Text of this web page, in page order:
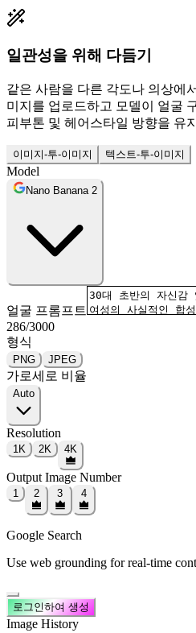
일관성을 위해 다듬기
같은 사람을 다른 각도나 의상에
미지를 업로드하고 모델이 얼굴
피부톤 및 헤어스타일 방향을 유
이미지-투-이미지 텍스트-투-이미지
Model
Nano Banana 2
얼굴 프롬프트
286/3000
형식
PNG JPEG
가로세로 비율
Auto
Resolution
1K 2K 4K
Output Image Number
1 2 3 4
Google Search
Use web grounding for real-time
로그인하여 생성
Image History